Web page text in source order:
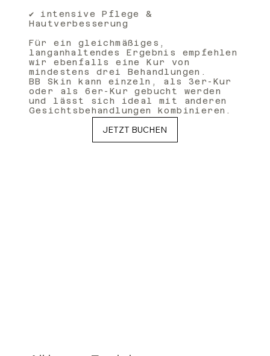
✔ intensive Pflege &
Hautverbesserung
Für ein gleichmäßiges,
langanhaltendes Ergebnis empfehlen
wir ebenfalls eine Kur von
mindestens drei Behandlungen.
BB Skin kann einzeln, als 3er-Kur
oder als 6er-Kur gebucht werden
und lässt sich ideal mit anderen
Gesichtsbehandlungen kombinieren.
JETZT BUCHEN